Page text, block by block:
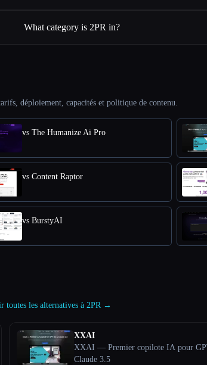
What category is 2PR in?
déploiement, capacités et politique de contenu.
vs The Humanize Ai Pro
vs Content Raptor
vs BurstyAI
toutes les alternatives à 2PR →
XXAI
XXAI — Premier copilote IA pour
Claude 3.5